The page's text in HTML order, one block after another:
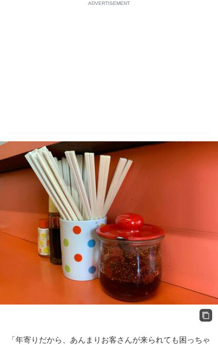
ADVERTISEMENT
「年寄りだから、あんまりお客さんが来られても困っちゃ